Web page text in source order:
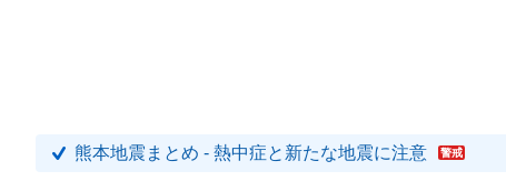
熊本地震まとめ - 熱中症と新たな地震に注意 警戒